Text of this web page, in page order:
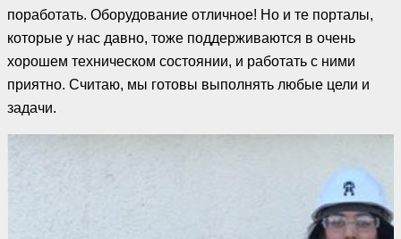
поработать. Оборудование отличное! Но и те порталы,
которые у нас давно, тоже поддерживаются в очень
хорошем техническом состоянии, и работать с ними
приятно. Считаю, мы готовы выполнять любые цели и
задачи.